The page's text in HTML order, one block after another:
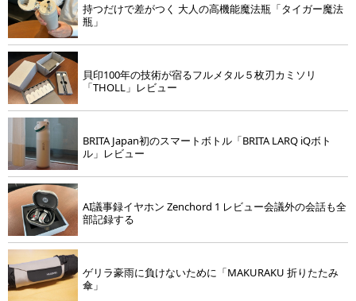
持つだけで差がつく 大人の高機能魔法瓶「タイガー魔法
瓶」
貝印100年の技術が宿るフルメタル５枚刃カミソリ
「THOLL」レビュー
BRITA Japan初のスマートボトル「BRITA LARQ iQボト
ル」レビュー
AI議事録イヤホン Zenchord 1 レビュー会議外の会話も全
部記録する
ゲリラ豪雨に負けないために「MAKURAKU 折りたたみ
傘」